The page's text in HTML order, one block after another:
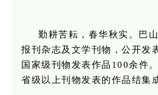
勤耕苦耘，春华秋实。巴
报刊杂志及文学刊物，公开发
国家级刊物发表作品100余件
省级以上刊物发表的作品结集